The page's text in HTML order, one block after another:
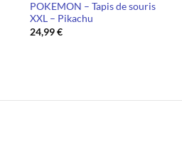
POKEMON – Tapis de souris
XXL – Pikachu
24,99€